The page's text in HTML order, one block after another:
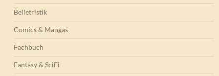
Belletristik
Comics & Mangas
Fachbuch
Fantasy & SciFi